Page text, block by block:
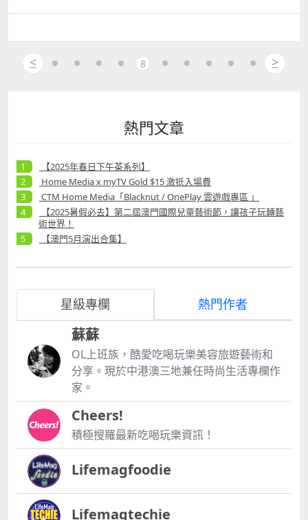
mmeP055478ticketSection=20250718 陳卓賢 IAN
同見證音樂新篇章。日期：7月1819日地點：銀河綜藝
mentianchantearsmysightsoloconcerttour2025ma
cau 林憶蓮《迴響 Resonance》2025 巡迴演唱會澳
門站 華語樂壇天后林憶蓮經典與新歌交織，歌聲動人，
舞台震撼。日期：7月1920日、2627日地點：威尼斯人
綜藝館詳情：
httpshk.venetianmacao.comentertainmentsandyla
爵士大師Kenny G帶來浪漫爵士音樂會，柔美旋律陪伴
門百老匯」ndash;百老匯舞台詳情：
httpswww.broadwaymacau.com.mozhhanteventke
nnygforeverlovemacao 澳門中樂團202425樂季閉
幕音樂會《紫氣東來》 融合古典與現代中樂元素，展現
中樂獨特魅力與創新。日期：7月26日地點：澳門文化
中心綜合劇院詳情：
httpswww.macauticket.comTicketWeb2023progra
mmeP055058ticketSection=20250726 2025 KIM
JAE JOONG ASIA TOUR CONCERT BEAUTY IN
CHAOS IN MACAU 韓國人氣歌手金在中攜全新巡演主
題「BEAUTY IN CHAOS」再度降臨澳門，帶來震撼現
場演出。日期：7月26日地點： 「澳門百老匯」ndash;
百老匯舞台詳情：
httpswww.broadwaymacau.com.mozhhantevent20
25kimjaejoongasiatourconcertbeautychaosmacau
澳門樂團202425樂季閉幕音樂會－廖國敏與白建宇
蕾，讓孩子彷彿走進童話王國，感受音樂與舞蹈的魅
漫天雪花和白色巨網，打造一個溫馨又夢幻的冬日世
界，讓孩子們笑聲不斷。 詳情：
圓劇團《寶寶貝多芬》感官互動劇場 輕柔的《月光
曲》旋律，帶領BB們進入光影與音符的奇妙國度，音樂
啟蒙從此開始。 詳情：
httpswww.icm.gov.momicaf2cnevent4535 韓國筆刷
劇團《波力波拉》光影劇場 動畫投影搭配現場樂隊，
讓睡房牆壁瞬間變成奇幻樂園，關燈後的大冒險，孩子
httpswww.icm.gov.momicaf2cnevent4531 科學探索
體驗，帶孩子穿梭星際，探索浩瀚宇宙。 詳情：
httpswww.icm.gov.momicaf2cnevent4530 跨越世代
的《迪士尼魔法盒子》 一場充滿魔法與奇幻的互動
劇，帶領孩子進入魔法世界，激發無限想像力和創
意。 詳情：
httpswww.icm.gov.momicaf2cnevent4532 超過100
班工作坊，讓孩子動手玩出創意！ 藝術節不只是看表
演，還有超過35項、逾100班工作坊，涵蓋音樂、戲
劇、繪畫、舞蹈等多元藝術形式，讓孩子親身參與，玩
出創意與自信。 親子藝術體驗營 爸媽和孩子一起動手
做，增進感情又能發揮創意。 詳情：
httpswww.icm.gov.momicaf2cnevent4569 星星魔
法屋 專為有特殊教育需要的孩子設計，透過藝術啟發想
像力。 詳情：
httpswww.icm.gov.momicaf2cnworkshop4549 音樂
劇新手指南 青少年學唱跳演，培養舞台魅力。 詳情：
< 8 >
熱門文章
【2025年春日下午茶系列】
Home Media x myTV Gold $15 激抵入場費
CTM Home Media「Blacknut / OnePlay 雲遊戲專區 」
【2025暑假必去】第二屆澳門國際兒童藝術節，讓孩子玩轉藝
術世界！
【澳門5月演出合集】
星級專欄 熱門作者
蘇蘇
OL上班族，酷愛吃喝玩樂美容旅遊藝術和
分享。現於中港澳三地兼任時尚生活專欄作
家。
Cheers!
積極搜羅最新吃喝玩樂資訊！
Lifemagfoodie
Lifemagtechie